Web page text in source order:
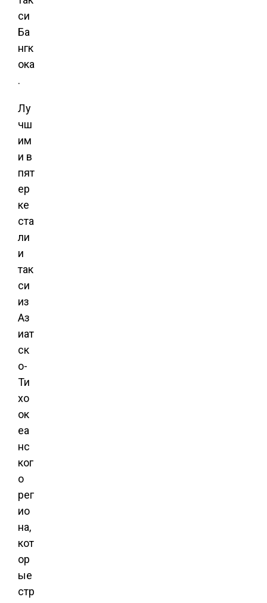
си
Ба
нгк
ока
.
Лу
чш
им
и в
пят
ер
ке
ста
ли
и
так
си
из
Аз
иат
ск
о-
Ти
хо
ок
еа
нс
ког
о
рег
ио
на,
кот
ор
ые
стр